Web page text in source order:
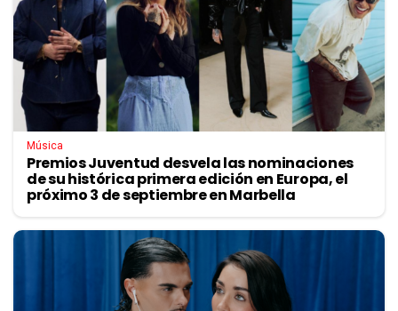
Música
Premios Juventud desvela las nominaciones
de su histórica primera edición en Europa, el
próximo 3 de septiembre en Marbella